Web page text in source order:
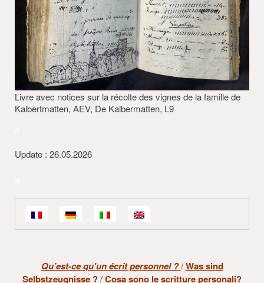
Livre avec notices sur la récolte des vignes de la famille de
Kalbertmatten, AEV, De Kalbermatten, L9
Update : 26.05.2026
Qu’est-ce qu'un écrit personnel ? /Was sind
Selbstzeugnisse ?/Cosa sono le scritture personali?